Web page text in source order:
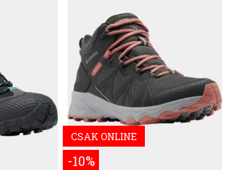
CSAK ONLINE
-10%